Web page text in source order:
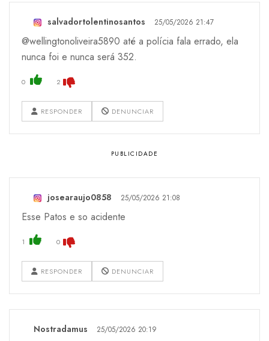
salvadortolentinosantos 25/05/2026 21:47
@wellingtonoliveira5890 até a polícia fala errado, ela
nunca foi e nunca será 352.
0 2
RESPONDER DENUNCIAR
josearaujo0858 25/05/2026 21:08
Esse Patos e so acidente
1 0
RESPONDER DENUNCIAR
Nostradamus 25/05/2026 20:19